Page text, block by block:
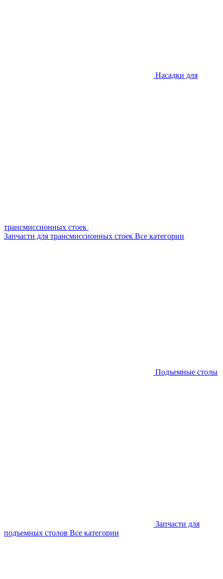
Насадки для
трансмиссионных стоек
Запчасти для трансмиссионных стоек Все категории
Подъемные столы
Запчасти для
подъемных столов Все категории